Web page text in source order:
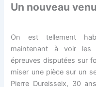
Un nouveau
On est tellement
maintenant à voir les
épreuves disputées sur
miser une pièce sur un
Pierre Dureisseix, 30